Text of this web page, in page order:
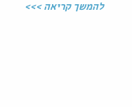
להמשך קריאה >>>